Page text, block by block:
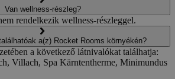
Van wellness-részleg?
rendelkezik wellness-részleggel.
a(z) Rocket Rooms környékén?
a következő látnivalókat találhatja:
Villach, Spa Kärntentherme, Minimundus